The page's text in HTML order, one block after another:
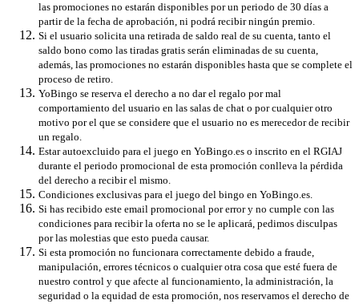
las promociones no estarán disponibles por un periodo de 30 días a
partir de la fecha de aprobación, ni podrá recibir ningún premio.
Si el usuario solicita una retirada de saldo real de su cuenta, tanto el
saldo bono como las tiradas gratis serán eliminadas de su cuenta,
además, las promociones no estarán disponibles hasta que se complete el
proceso de retiro.
YoBingo se reserva el derecho a no dar el regalo por mal
comportamiento del usuario en las salas de chat o por cualquier otro
motivo por el que se considere que el usuario no es merecedor de recibir
un regalo.
Estar autoexcluido para el juego en YoBingo.es o inscrito en el RGIAJ
durante el periodo promocional de esta promoción conlleva la pérdida
del derecho a recibir el mismo.
Condiciones exclusivas para el juego del bingo en YoBingo.es.
Si has recibido este email promocional por error y no cumple con las
condiciones para recibir la oferta no se le aplicará, pedimos disculpas
por las molestias que esto pueda causar.
Si esta promoción no funcionara correctamente debido a fraude,
manipulación, errores técnicos o cualquier otra cosa que esté fuera de
nuestro control y que afecte al funcionamiento, la administración, la
seguridad o la equidad de esta promoción, nos reservamos el derecho de